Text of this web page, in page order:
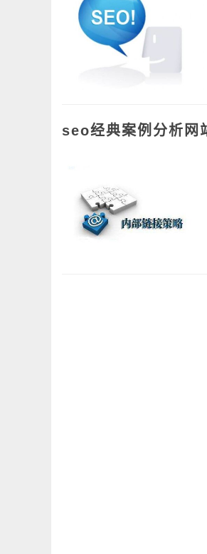
seo经典案例分析网